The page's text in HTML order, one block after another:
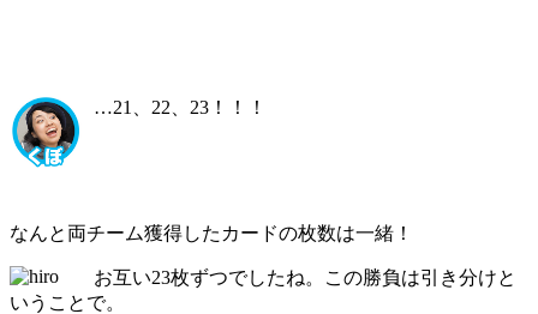
…21、22、23！！！
なんと両チーム獲得したカードの枚数は一緒！
お互い23枚ずつでしたね。この勝負は引き分けと
いうことで。